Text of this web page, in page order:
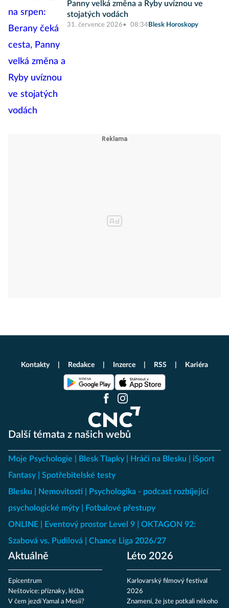
Panny velká změna a Ryby uvíznou ve
stojatých vodách
31. července 2026 08:34 Blesk Horoskopy
Další témata z našich webů
Moje Psychologie Blesk Tlapky Hráči na Blesku
iSport
Fantasy
Spotřebitelské testy
Blesku
Nemovitosti
Psychologika - podcast rozbíjející
psychologické mýty
Fotbalové přestupy
ONLINE
Eventový prostor Level 9
OKTAGON 92:
Szabová vs. Pudilová
Chance Liga 2026/27
Aktuálně
Epicentrum
Neštovice: příznaky, léčba
V čem jezdí Yamal a Mesii?
Léto 2026
Karlovarský filmový festival
2026
Znamení, že jste potkali někoho
Kontakty Redakce Inzerce RSS Kariéra